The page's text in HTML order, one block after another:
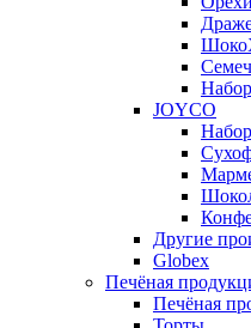
JOYCO
Другие
Globex
Печёная
Печёная